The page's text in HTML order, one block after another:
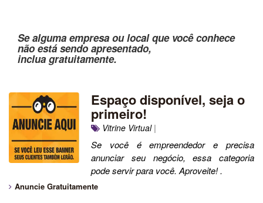
Se alguma empresa ou local que você conhece
não está sendo apresentado,
inclua gratuitamente.
Espaço disponível, seja o
primeiro!
Vitrine Virtual|
Se você é empreendedor e precisa
anunciar seu negócio, essa categoria
pode servir para você. Aproveite! .
Anuncie Gratuitamente